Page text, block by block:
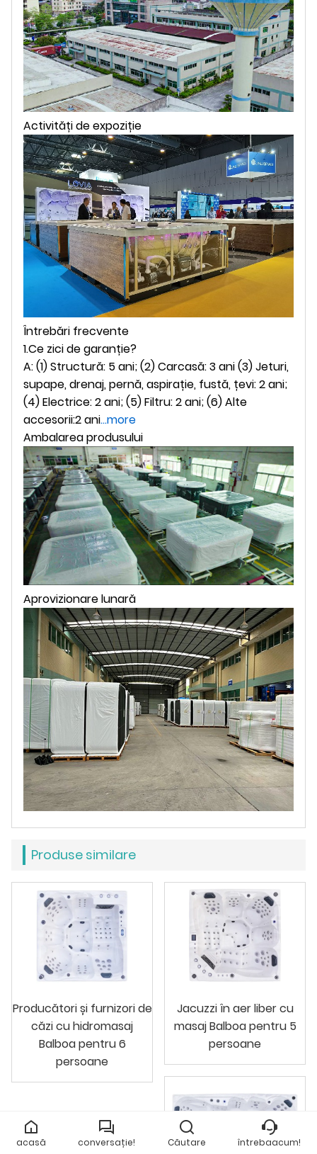
Activități de expoziție
Întrebări frecvente
1.Ce zici de garanție?
A: (1) Structură: 5 ani; (2) Carcasă: 3 ani (3) Jeturi,
supape, drenaj, pernă, aspirație, fustă, țevi: 2 ani;
(4) Electrice: 2 ani; (5) Filtru: 2 ani; (6) Alte
accesorii:2 ani...more
Ambalarea produsului
Aprovizionare lunară
Produse similare
Producători și furnizori de
căzi cu hidromasaj
Balboa pentru 6
persoane
Jacuzzi în aer liber cu
masaj Balboa pentru 5
persoane
acasă conversație! Căutare întrebaacum!